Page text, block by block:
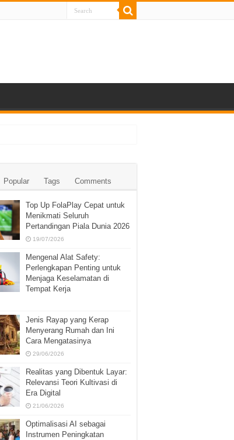
Popular Tags Comments
Top Up FolaPlay Cepat untuk
Menikmati Seluruh
Pertandingan Piala Dunia 2026
19/07/2026
Mengenal Alat Safety:
Perlengkapan Penting untuk
Menjaga Keselamatan di
Tempat Kerja
Jenis Rayap yang Kerap
Menyerang Rumah dan Ini
Cara Mengatasinya
29/06/2026
Realitas yang Dibentuk Layar:
Relevansi Teori Kultivasi di
Era Digital
21/06/2026
Optimalisasi AI sebagai
Instrumen Peningkatan